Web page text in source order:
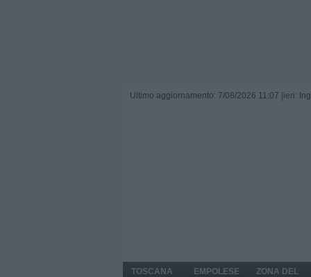
Ultimo aggiornamento: 7/08/2026 11:07 | ieri:
TOSCANA
EMPOLESE
ZONA DEL